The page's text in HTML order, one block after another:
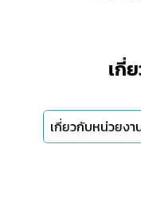
เกี่
เกี่ยวกับหน่วยงา